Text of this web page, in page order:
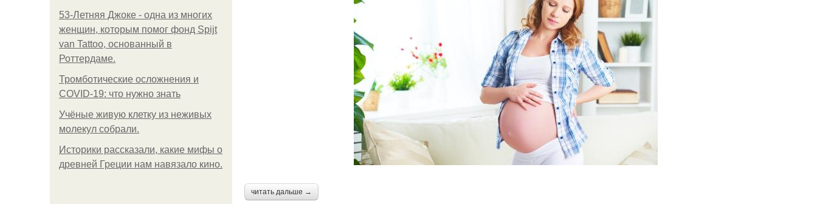
53-Летняя Джоке - одна из многих
женщин, которым помог фонд Spijt
van Tattoo, основанный в
Роттердаме.
Тромботические осложнения и
COVID-19: что нужно знать
Учёные живую клетку из неживых
молекул собрали.
Историки рассказали, какие мифы о
древней Греции нам навязало кино.
читать дальше →